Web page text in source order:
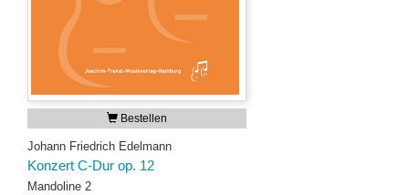
Bestellen
Johann Friedrich Edelmann
Konzert C-Dur op. 12
Mandoline 2